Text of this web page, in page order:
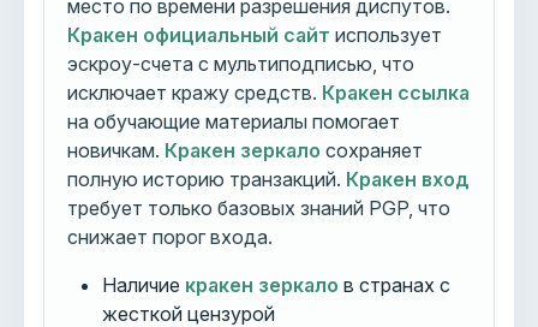
место по времени разрешения диспутов.
Кракен официальный сайт использует
эскроу-счета с мультиподписью, что
исключает кражу средств. Кракен ссылка
на обучающие материалы помогает
новичкам. Кракен зеркало сохраняет
полную историю транзакций. Кракен вход
требует только базовых знаний PGP, что
снижает порог входа.
Наличие кракен зеркало в странах с
жесткой цензурой